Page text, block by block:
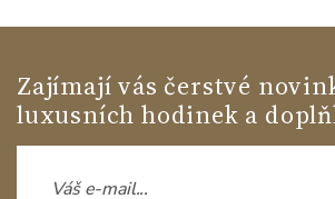
Zajímají vás čerstvé
luxusních hodinek a